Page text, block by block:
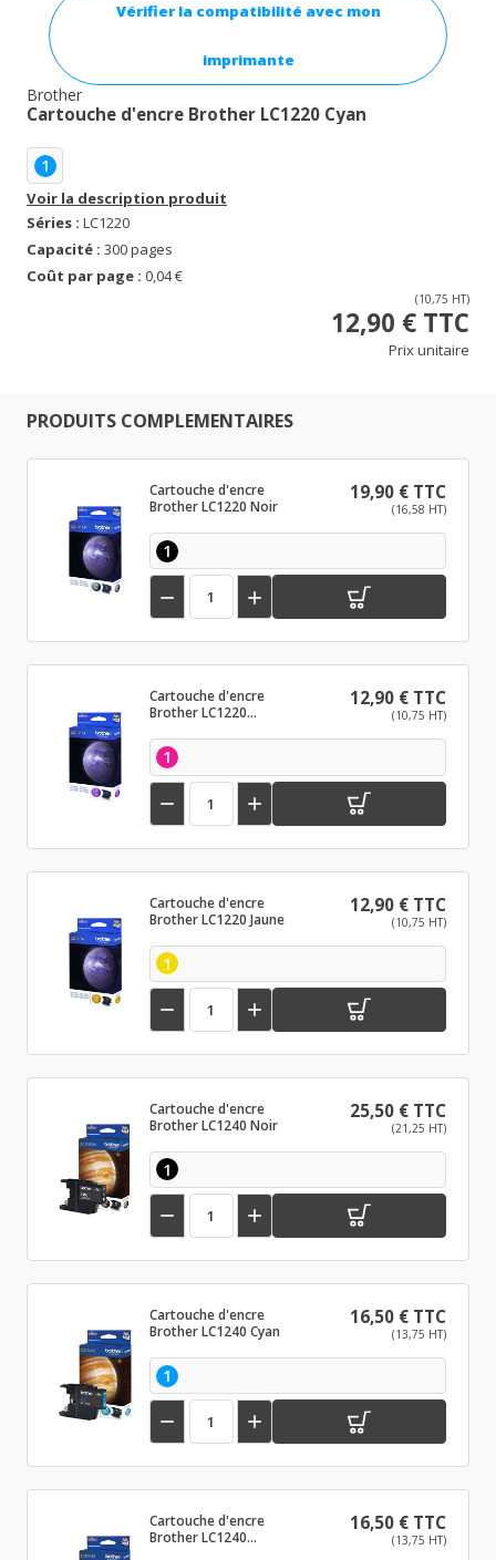
Vérifier la compatibilité avec mon
imprimante
Brother
Cartouche d'encre Brother LC1220 Cyan
1
Voir la description produit
Séries : LC1220
Capacité : 300 pages
Coût par page : 0,04 €
(10,75 HT)
12,90 € TTC
Prix unitaire
PRODUITS COMPLEMENTAIRES
Cartouche d'encre
Brother LC1220 Noir
19,90 € TTC
(16,58 HT)
1
 
Cartouche d'encre
Brother LC1220
12,90 € TTC
(10,75 HT)
1
 
Cartouche d'encre
Brother LC1220 Jaune
12,90 € TTC
(10,75 HT)
1
 
Cartouche d'encre
Brother LC1240 Noir
25,50 € TTC
(21,25 HT)
1
 
Cartouche d'encre
Brother LC1240 Cyan
16,50 € TTC
(13,75 HT)
1
 
Cartouche d'encre
Brother LC1240
16,50 € TTC
(13,75 HT)